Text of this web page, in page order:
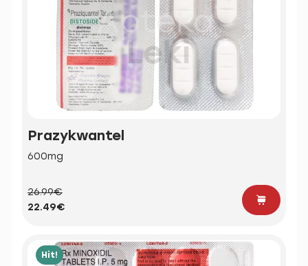
Prazykwantel
600mg
26.99€
22.49€
Hit!